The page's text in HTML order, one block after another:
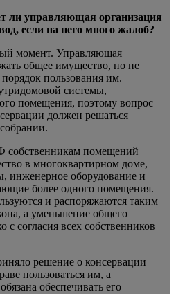
ли управляющая организация
если на него много жалоб?
момент. Управляющая
общее имущество, но не
пользования им.
системы,
помещения, поэтому вопрос
должен решаться
помещений
в многоквартирном доме,
инженерное оборудование и
более одного помещения.
и распоряжаются таким
а уменьшение общего
согласия всех собственников
решение о консервации
пользоваться им, а
обеспечивать его